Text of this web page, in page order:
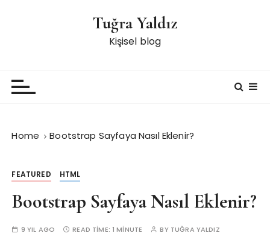
Tuğra Yaldız
Kişisel blog
Home Bootstrap Sayfaya Nasıl Eklenir?
FEATURED HTML
Bootstrap Sayfaya Nasıl Eklenir?
9 YIL AGO READ TIME: 1 MINUTE BY TUĞRA YALDIZ